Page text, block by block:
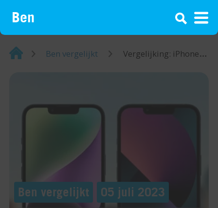
¡
Home Ben vergelijkt Vergelijking: iPhone 14 vs iPhone 13
Ben vergelijkt 05 juli 2023